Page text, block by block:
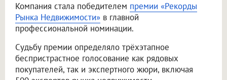
Компания стала победителем премии «Рекорды
Рынка Недвижимости» в главной
профессиональной номинации.
Судьбу премии определяло трёхэтапное
беспристрастное голосование как рядовых
покупателей, так и экспертного жюри, включая